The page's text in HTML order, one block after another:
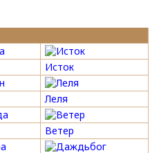
Исток
Леля
Ветер